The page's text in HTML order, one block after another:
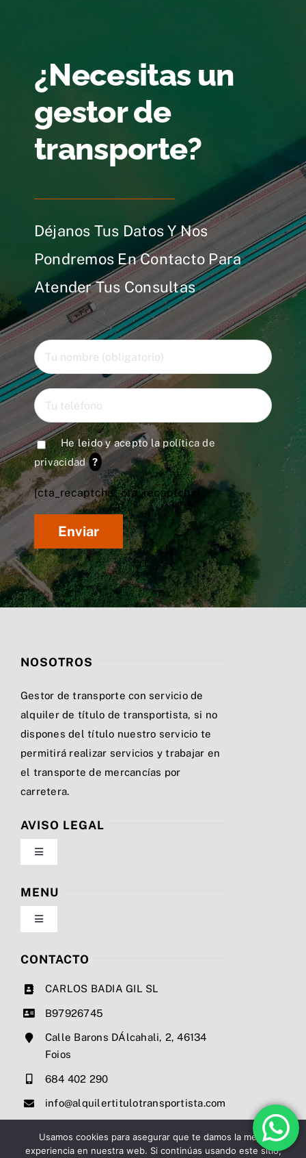
¿Necesitas un
gestor de
transporte?
Déjanos Tus Datos Y Nos
Pondremos En Contacto Para
Atender Tus Consultas
He leido y acepto lapolítica de
privacidad ?
[cta_recaptcha* cta_recaptcha]
NOSOTROS
Gestor de transporte con servicio de
alquiler de título de transportista, si no
dispones del título nuestro servicio te
permitirá realizar servicios y trabajar en
el transporte de mercancías por
carretera.
AVISO LEGAL
Toggle
Navigation
Política de privacidad
Condiciones de uso
MENU
Toggle
Navigation
Nosotros
Precios
Contacto
CONTACTO
CARLOS BADIA GIL SL
B97926745
Calle Barons DÁlcahali, 2, 46134
Foios
684 402 290
info@alquilertitulotransportista.com
Usamos cookies para asegurar que te damos la mejor
experiencia en nuestra web. Si continúas usando este sitio,